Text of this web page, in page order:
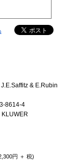
J.E.Saffitz & E.Rubin
8614-4
KLUWER
円 ＋ 税)